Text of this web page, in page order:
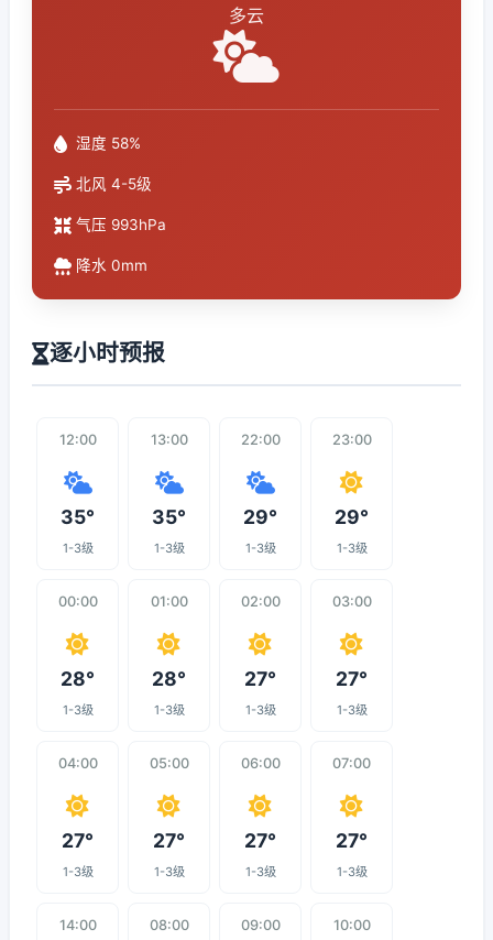
多云
湿度 58%
北风 4-5级
气压 993hPa
降水 0mm
逐小时预报
12:00
35°
1-3级
13:00
35°
1-3级
22:00
29°
1-3级
23:00
29°
1-3级
00:00
28°
1-3级
01:00
28°
1-3级
02:00
27°
1-3级
03:00
27°
1-3级
04:00
27°
1-3级
05:00
27°
1-3级
06:00
27°
1-3级
07:00
27°
1-3级
14:00 08:00 09:00 10:00